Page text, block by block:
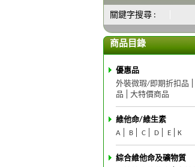
關鍵字搜尋 :
商品目錄
優惠品
外裝微瑕/即期折扣品
品
大特價商品
維他命/維生素
A
B C D E K
綜合維他命及礦物質